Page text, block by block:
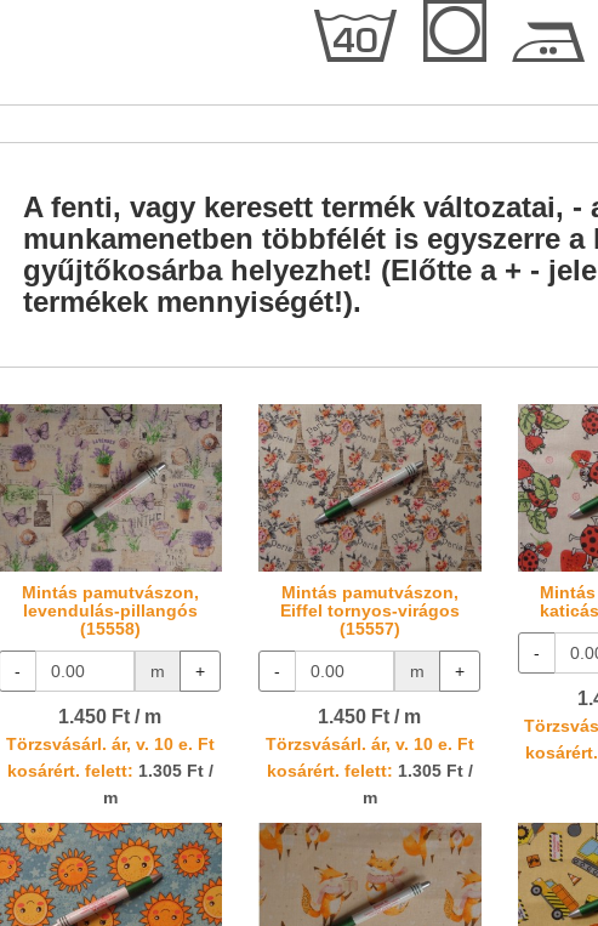
h Q E
A fenti, vagy keresett termék változatai,
munkamenetben többfélét is egyszerre
gyűjtőkosárba helyezhet! (Előtte a + -
termékek mennyiségét!).
Mintás pamutvászon,
levendulás-pillangós
(15558)
- m +
1.450 Ft / m
Törzsvásárl. ár, v. 10 e. Ft
kosárért. felett: 1.305 Ft /
m
Mintás pamutvászon,
Eiffel tornyos-virágos
(15557)
- m +
1.450 Ft / m
Törzsvásárl. ár, v. 10 e. Ft
kosárért. felett: 1.305 Ft /
m
-